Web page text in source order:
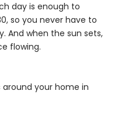
day is enough to
so you never have to
And when the sun sets,
flowing.
your home in